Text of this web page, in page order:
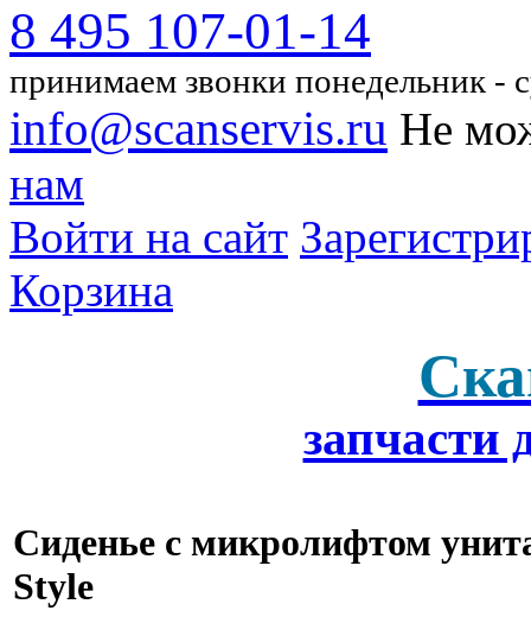
8 495 107-01-14
принимаем звонки понедельник -
info@scanservis.ru Не
нам
Войти на сайт
Корзина
запчасти
Сиденье с микролифтом
Style